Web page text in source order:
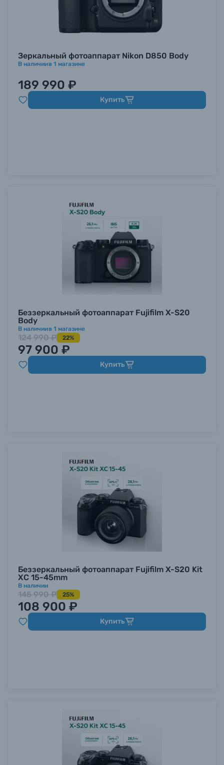
Зеркальный фотоаппарат Nikon D850 Body
В наличиив 1 магазине
189 990 ₽
Купить
Беззеркальный фотоаппарат Fujifilm X-S20
Body
В наличиив 1 магазине
124 990 ₽ 22%
97 900 ₽
Купить
Беззеркальный фотоаппарат Fujifilm X-S20 Kit
XC 15-45mm
В наличии
145 990 ₽ 25%
108 900 ₽
Купить